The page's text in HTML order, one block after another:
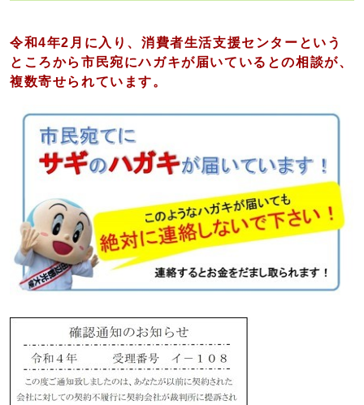
令和4年2月に入り、消費者生活支援センターという
ところから市民宛にハガキが届いているとの相談が、
複数寄せられています。